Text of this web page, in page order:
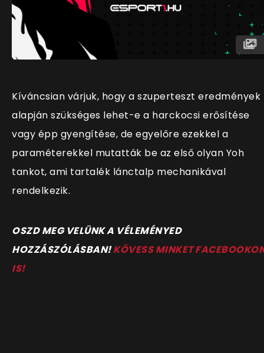
Kíváncsian várjuk, hogy a szuperteszt eredmények
alapján szükséges lehet-e a harckocsi erősítése
vagy épp gyengítése, de egyelőre ezekkel a
paraméterekkel mutatták be az első olyan Yoh
tankot, ami tartalék lánctalp mechanikával
rendelkezik.
OSZD MEG VELÜNK A VÉLEMÉNYED
HOZZÁSZÓLÁSBAN!KÖVESS MINKET
IS!